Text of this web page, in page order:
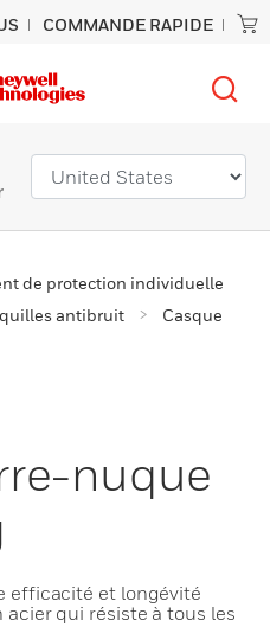
COMMANDE RAPIDE
de protection individuelle
antibruit
Casque
nuque
efficacité et longévité
qui résiste à tous les